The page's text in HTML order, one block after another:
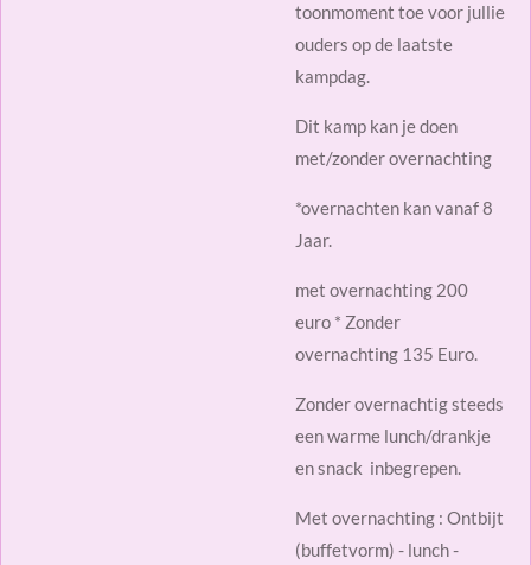
toonmoment toe voor jullie
ouders op de laatste
kampdag.
Dit kamp kan je doen
met/zonder overnachting
*overnachten kan vanaf 8
Jaar.
met overnachting 200
euro * Zonder
overnachting 135 Euro.
Zonder overnachtig steeds
een warme lunch/drankje
en snack inbegrepen.
Met overnachting : Ontbijt
(buffetvorm) - lunch -